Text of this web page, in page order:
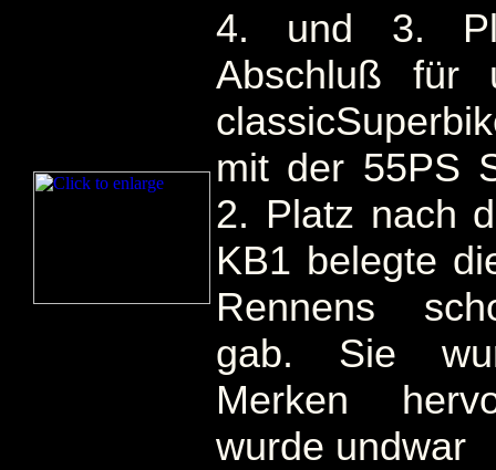
4. und 3.
Abschluß für
mit der 55PS
2. Platz nach
KB1 belegte
Rennens
gab. Sie
Merken
wurde undwar